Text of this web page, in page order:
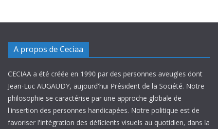
A propos de Ceciaa
CECIAA a été créée en 1990 par des personnes aveugles dont
Jean-Luc AUGAUDY, aujourd'hui Président de la Société. Notre
philosophie se caractérise par une approche globale de
l'insertion des personnes handicapées. Notre politique est de
favoriser l'intégration des déficients visuels au quotidien, dans la